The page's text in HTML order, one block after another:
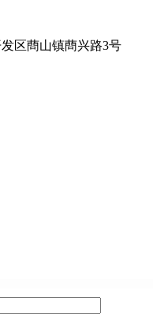
区蔄山镇蔄兴路3号